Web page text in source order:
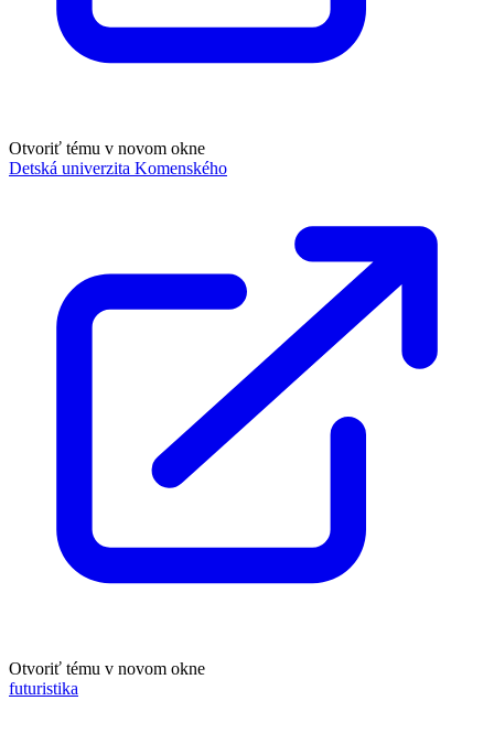
Otvoriť tému v novom okne
Detská univerzita Komenského
Otvoriť tému v novom okne
futuristika